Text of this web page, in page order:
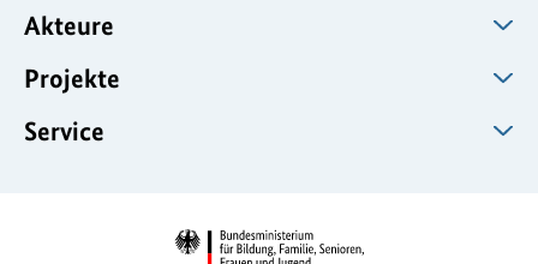
Akteure
Projekte
Service